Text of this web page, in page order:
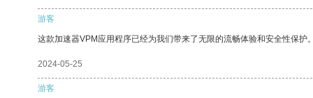
游客
这款加速器VPM应用程序已经为我们带来了无限的流畅体验和安全性保护
2024-05-25
游客